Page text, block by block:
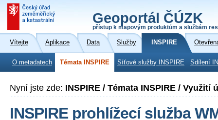
Geoportál ČÚZK
přístup k mapovým produktům a službám
Vítejte Aplikace Data Služby INSPIRE
O metadatech Témata INSPIRE Síťové služby INSPIRE Sdílení
Nyní jste zde: INSPIRE / Témata INSPIRE / Využití
INSPIRE prohlížecí služba